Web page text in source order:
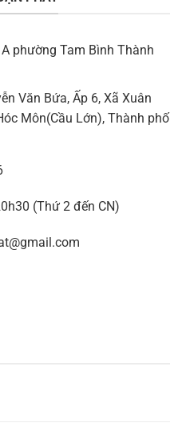
phường Tam Bình Thành
Văn Bứa, Ấp 6, Xã Xuân
Môn(Cầu Lớn), Thành phố
(Thứ 2 đến CN)